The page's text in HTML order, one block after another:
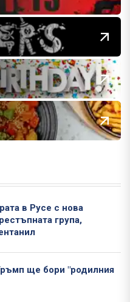
в Русе с нова
група,
ще бори "родилния